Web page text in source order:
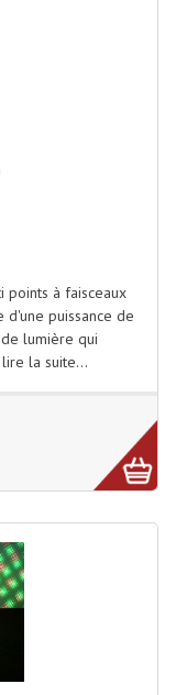
Régie
points à faisceaux
puissance de
lumière qui
la suite...